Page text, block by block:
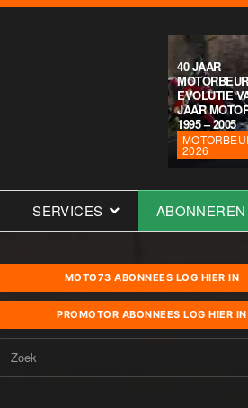
40 JAAR
EVOLUTIE
JAAR
1995 – 2005
2026
SERVICES ABONNEREN
MOTO73 ABONNEES LOG HIER IN
PROMOTOR ABONNEES LOG HIER IN
Zoek